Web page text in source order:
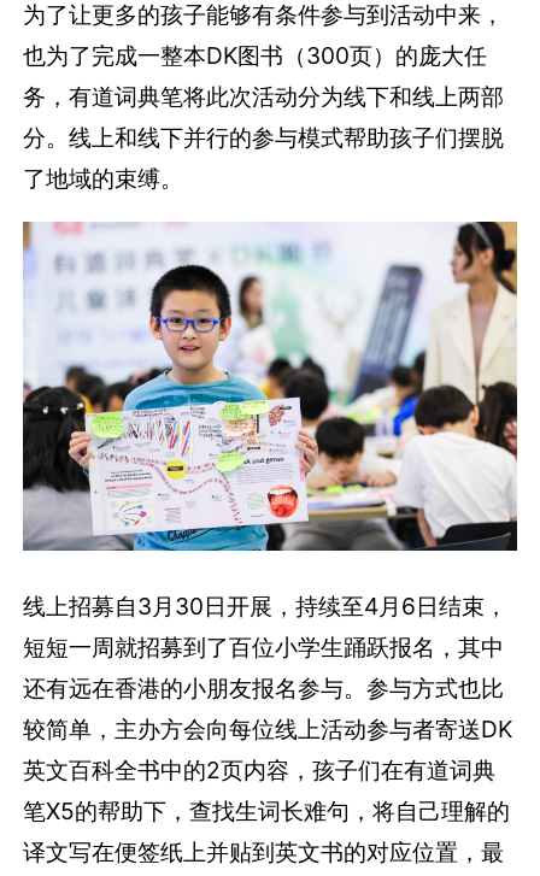
为了让更多的孩子能够有条件参与到活动中来，
也为了完成一整本DK图书（300页）的庞大任
务，有道词典笔将此次活动分为线下和线上两部
分。线上和线下并行的参与模式帮助孩子们摆脱
了地域的束缚。
线上招募自3月30日开展，持续至4月6日结束，
短短一周就招募到了百位小学生踊跃报名，其中
还有远在香港的小朋友报名参与。参与方式也比
较简单，主办方会向每位线上活动参与者寄送DK
英文百科全书中的2页内容，孩子们在有道词典
笔X5的帮助下，查找生词长难句，将自己理解的
译文写在便签纸上并贴到英文书的对应位置，最